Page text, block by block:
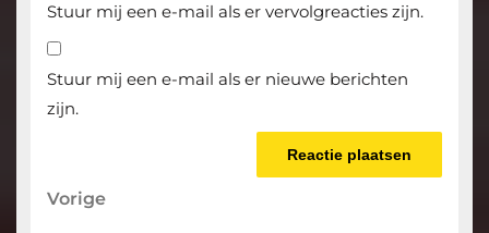
Stuur mij een e-mail als er vervolgreacties zijn.
Stuur mij een e-mail als er nieuwe berichten
zijn.
Berichtnavigatie
Vorige
Vorige